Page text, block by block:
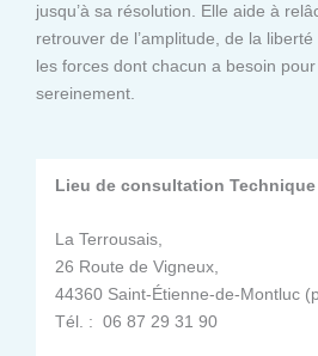
jusqu’à sa résolution. Elle aide à
retrouver de l’amplitude, de la
les forces dont chacun a besoin
sereinement.
Lieu de consultation
La Terrousais,
26 Route de Vigneux,
44360 Saint-Étienne-de-Montluc
Tél. : 06 87 29 31 90